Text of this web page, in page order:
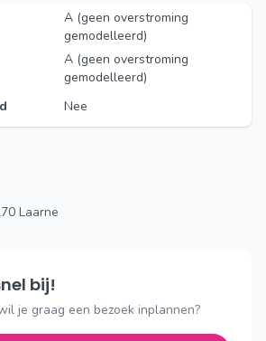
A (geen overstroming
gemodelleerd)
A (geen overstroming
gemodelleerd)
Nee
Laarne
bij!
je graag een bezoek inplannen?